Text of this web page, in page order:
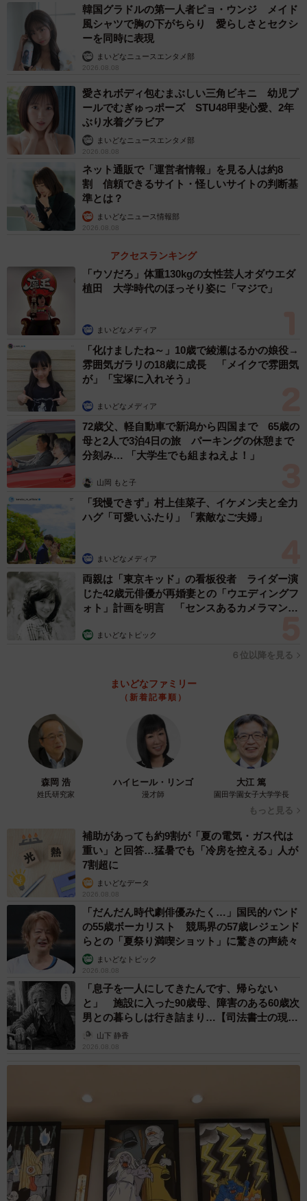
韓国グラドルの第一人者ピョ・ウンジ メイド
風シャツで胸の下がちらり 愛らしさとセクシ
ーを同時に表現
まいどなニュースエンタメ部
2026.08.08
愛されボディ包むまぶしい三角ビキニ 幼児プ
ールでむぎゅっポーズ STU48甲斐心愛、2年
ぶり水着グラビア
まいどなニュースエンタメ部
2026.08.08
ネット通販で「運営者情報」を見る人は約8
割 信頼できるサイト・怪しいサイトの判断基
準とは？
まいどなニュース情報部
2026.08.08
アクセスランキング
「ウソだろ」体重130kgの女性芸人オダウエダ
植田 大学時代のほっそり姿に「マジで」
まいどなメディア
「化けましたね～」10歳で綾瀬はるかの娘役→
雰囲気ガラリの18歳に成長 「メイクで雰囲気
が」「宝塚に入れそう」
まいどなメディア
72歳父、軽自動車で新潟から四国まで 65歳の
母と2人で3泊4日の旅 パーキングの休憩まで
分刻み… 「大学生でも組まねえよ！」
山岡 もと子
「我慢できず」村上佳菜子、イケメン夫と全力
ハグ「可愛いふたり」「素敵なご夫婦」
まいどなメディア
両親は「東京キッド」の看板役者 ライダー演
じた42歳元俳優が再婚妻との「ウエディングフ
ォト」計画を明言 「センスあるカメラマン求
まいどなトピック
６位以降を見る
まいどなファミリー
（新着記事順）
森岡 浩
姓氏研究家
ハイヒール・リンゴ
漫才師
大江 篤
園田学園女子大学学長
もっと見る
補助があっても約9割が「夏の電気・ガス代は
重い」と回答…猛暑でも「冷房を控える」人が
7割超に
まいどなデータ
2026.08.08
「だんだん時代劇俳優みたく…」国民的バンド
の55歳ボーカリスト 競馬界の57歳レジェンド
らとの「夏祭り満喫ショット」に驚きの声続々
まいどなトピック
2026.08.08
「息子を一人にしてきたんです、帰らない
と」 施設に入った90歳母、障害のある60歳次
男との暮らしは行き詰まり…【司法書士の現場
から】山下 静香
2026.08.08